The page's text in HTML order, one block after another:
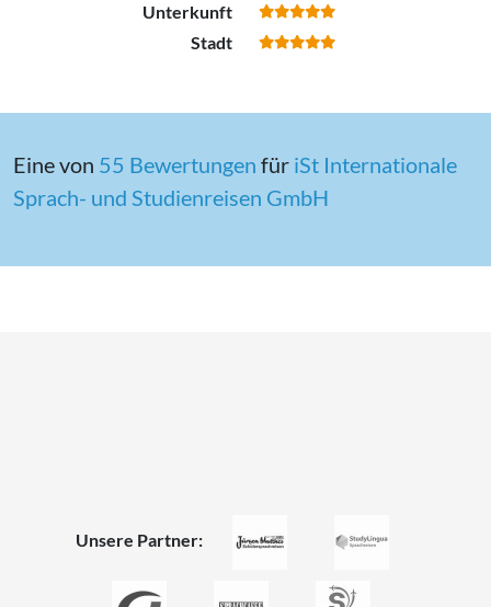
Unterkunft
Stadt
Eine von 55 Bewertungen für iSt In­ter­na­tio­na­le
Sprach- und Stu­di­en­rei­sen GmbH
Unsere Partner: